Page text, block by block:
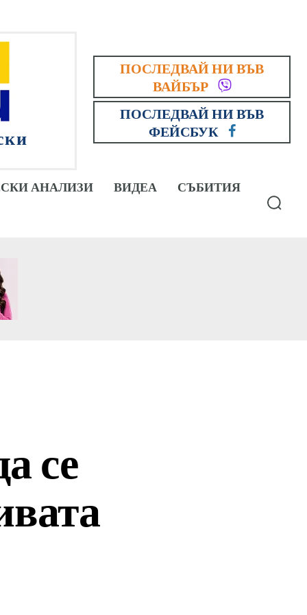
ПОСЛЕДВАЙ НИ ВЪВ
ВАЙБЪР
ПОСЛЕДВАЙ НИ ВЪВ
ФЕЙСБУК
АНАЛИЗИ ВИДЕА СЪБИТИЯ
се